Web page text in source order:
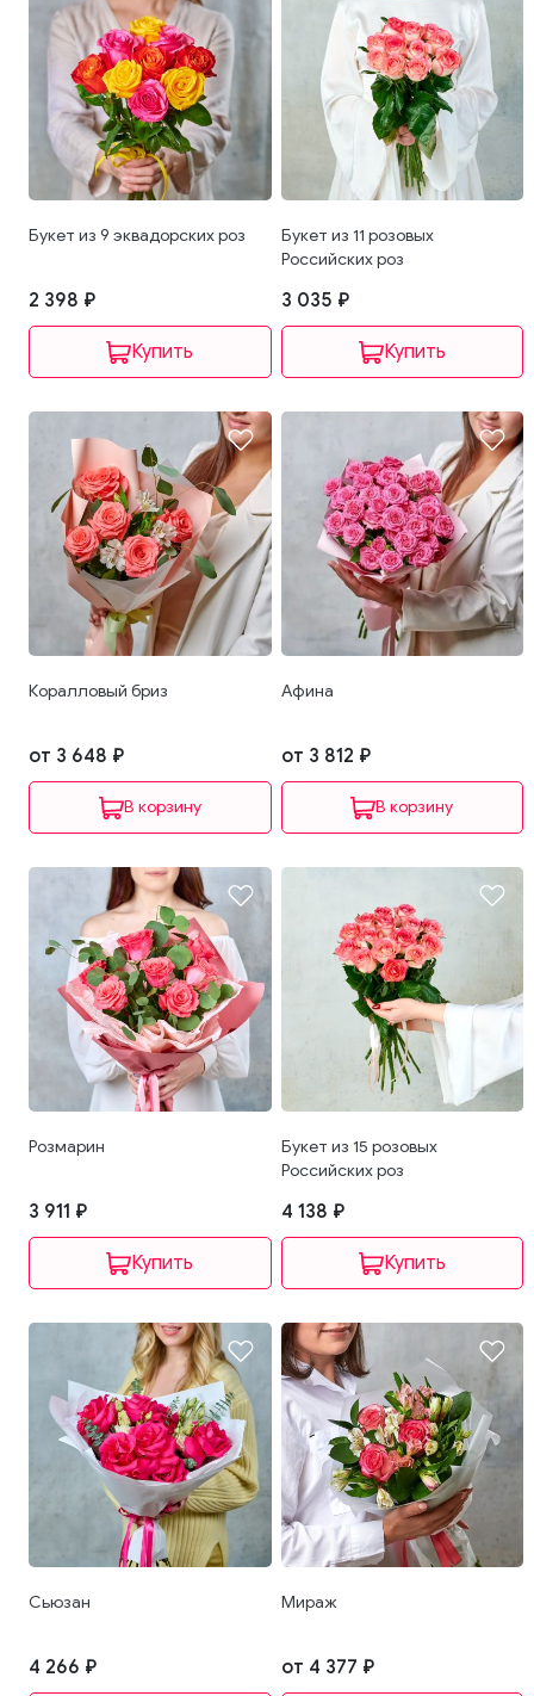
Букет из 9 эквадорских роз
2 398 ₽
Букет из 11 розовых
Российских роз
3 035 ₽
Коралловый бриз
от 3 648 ₽
В корзину
Афина
от 3 812 ₽
В корзину
Розмарин
3 911 ₽
Букет из 15 розовых
Российских роз
4 138 ₽
Сьюзан
4 266 ₽
Мираж
от 4 377 ₽